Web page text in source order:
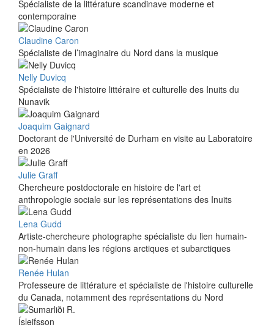
Spécialiste de la littérature scandinave moderne et
contemporaine
Claudine Caron
Spécialiste de l’imaginaire du Nord dans la musique
Nelly Duvicq
Spécialiste de l'histoire littéraire et culturelle des Inuits du
Nunavik
Joaquim Gaignard
Doctorant de l'Université de Durham en visite au Laboratoire
en 2026
Julie Graff
Chercheure postdoctorale en histoire de l'art et
anthropologie sociale sur les représentations des Inuits
Lena Gudd
Artiste-chercheure photographe spécialiste du lien humain-
non-humain dans les régions arctiques et subarctiques
Renée Hulan
Professeure de littérature et spécialiste de l'histoire culturelle
du Canada, notamment des représentations du Nord